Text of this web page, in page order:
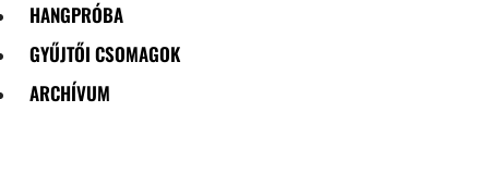
HANGPRÓBA
GYŰJTŐI CSOMAGOK
ARCHÍVUM